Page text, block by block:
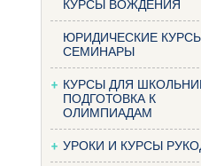
КУРСЫ ВОЖДЕНИЯ
ЮРИДИЧЕСКИЕ
СЕМИНАРЫ
КУРСЫ ДЛЯ
ПОДГОТОВКА К
ОЛИМПИАДАМ
УРОКИ И КУРСЫ